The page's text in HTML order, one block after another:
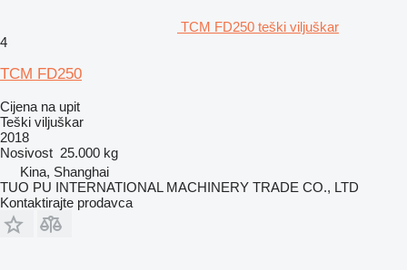
TCM FD250 teški viljuškar
4
TCM FD250
Cijena na upit
Teški viljuškar
2018
Nosivost 25.000 kg
Kina, Shanghai
TUO PU INTERNATIONAL MACHINERY TRADE CO., LTD
Kontaktirajte prodavca